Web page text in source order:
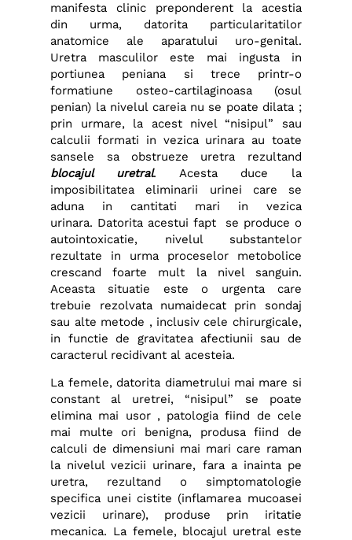
manifesta clinic preponderent la acestia
din urma, datorita particularitatilor
anatomice ale aparatului uro-genital.
Uretra masculilor este mai ingusta in
portiunea peniana si trece printr-o
formatiune osteo-cartilaginoasa (osul
penian) la nivelul careia nu se poate dilata ;
prin urmare, la acest nivel “nisipul” sau
calculii formati in vezica urinara au toate
sansele sa obstrueze uretra rezultand
blocajul uretral. Acesta duce la
imposibilitatea eliminarii urinei care se
aduna in cantitati mari in vezica
urinara. Datorita acestui fapt se produce o
autointoxicatie, nivelul substantelor
rezultate in urma proceselor metobolice
crescand foarte mult la nivel sanguin.
Aceasta situatie este o urgenta care
trebuie rezolvata numaidecat prin sondaj
sau alte metode , inclusiv cele chirurgicale,
in functie de gravitatea afectiunii sau de
caracterul recidivant al acesteia.
La femele, datorita diametrului mai mare si
constant al uretrei, “nisipul” se poate
elimina mai usor , patologia fiind de cele
mai multe ori benigna, produsa fiind de
calculi de dimensiuni mai mari care raman
la nivelul vezicii urinare, fara a inainta pe
uretra, rezultand o simptomatologie
specifica unei cistite (inflamarea mucoasei
vezicii urinare), produse prin iritatie
mecanica. La femele, blocajul uretral este